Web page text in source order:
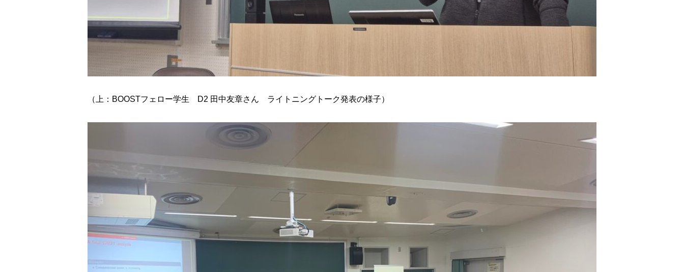
（上：BOOSTフェロー学生 D2 田中友章さん ライトニングトーク発表の様子）